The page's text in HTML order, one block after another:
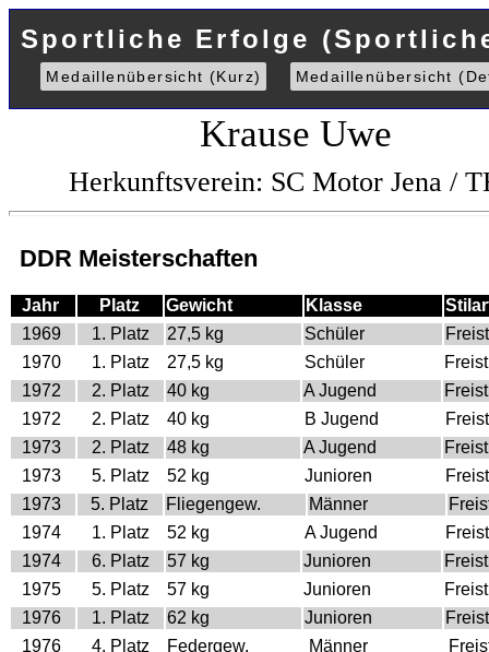
Sportliche Erfolge
Medaillenübersicht (Kurz) Medaillenübersicht
Krause Uwe
Herkunftsverein: SC Motor Jena /
DDR Meisterschaften
Jahr Platz Gewicht Klasse
1969
1. Platz 27,5 kg Schüler
1970
1. Platz 27,5 kg Schüler
1972
2. Platz 40 kg A Jugend
1972
2. Platz 40 kg B Jugend
1973
2. Platz 48 kg A Jugend
1973
5. Platz 52 kg Junioren
1973
5. Platz Fliegengew. Männer
1974
1. Platz 52 kg A Jugend
1974
6. Platz 57 kg Junioren
1975
5. Platz 57 kg Junioren
1976
1. Platz 62 kg Junioren
1976
4. Platz Federgew. Männer